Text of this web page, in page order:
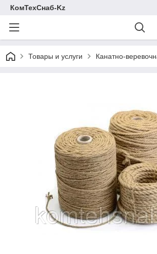
КомТехСнаб-Kz
Товары и услуги Канатно-